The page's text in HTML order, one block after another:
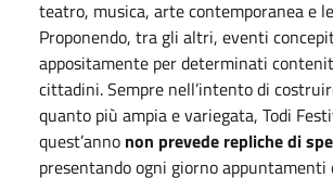
teatro, musica, arte contemporanea e
Proponendo, tra gli altri, eventi
appositamente per determinati
cittadini. Sempre nell’intento di
quanto più ampia e variegata, Todi
quest’anno non prevede repliche di
presentando ogni giorno appuntamenti